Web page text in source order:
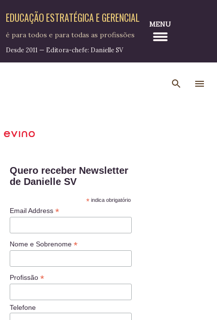
Pular para o conteúdo principal
EDUCAÇÃO ESTRATÉGICA E GERENCIAL
é para todos e para todas as profissões
Desde 2011 — Editora-chefe: Danielle SV
MENU
Quero receber Newsletter
de Danielle SV
*indica obrigatório
Email Address *
Nome e Sobrenome *
Profissão *
Telefone